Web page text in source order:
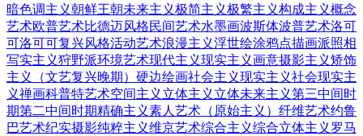
暗色调主义朝鲜王朝未来主义极简主义极繁主义构成主义概念
艺术欧普艺术比德迈风格民间艺术水墨画波斯体波普艺术洛可
可洛可可复兴风格活动艺术浪漫主义浮世绘涂鸦点描画派照相
写实主义狩野派环境艺术现代主义现实主义画意摄影主义矫饰
主义（文艺复兴晚期） 硬边绘画社会主义现实主义社会现实主
义禅画科普特艺术空间主义 立体主义 立体未来主义第三中间时
期第二中间时期精确主义素人艺术（原始主义） 纤维艺术约鲁
巴艺术纪实摄影纯粹主义维京艺术综合主义综合立体主义 罗马